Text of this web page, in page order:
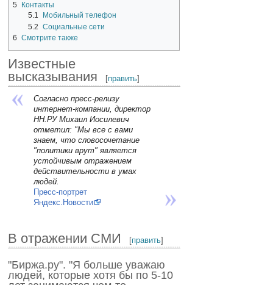
5
Контакты
5.1
Мобильный телефон
5.2 Социальные сети
6
Смотрите также
Известные
высказывания
[править]
Согласно пресс-релизу
интернет-компании, директор
НН.РУ Михаил Иосилевич
отметил: "Мы все с вами
знаем, что словосочетание
"политики врут" является
устойчивым отражением
действительности в умах
людей.
Пресс-портрет
Яндекс.Новости
В отражении СМИ [править]
"Биржа.ру". "Я больше уважаю
людей, которые хотя бы по 5-10